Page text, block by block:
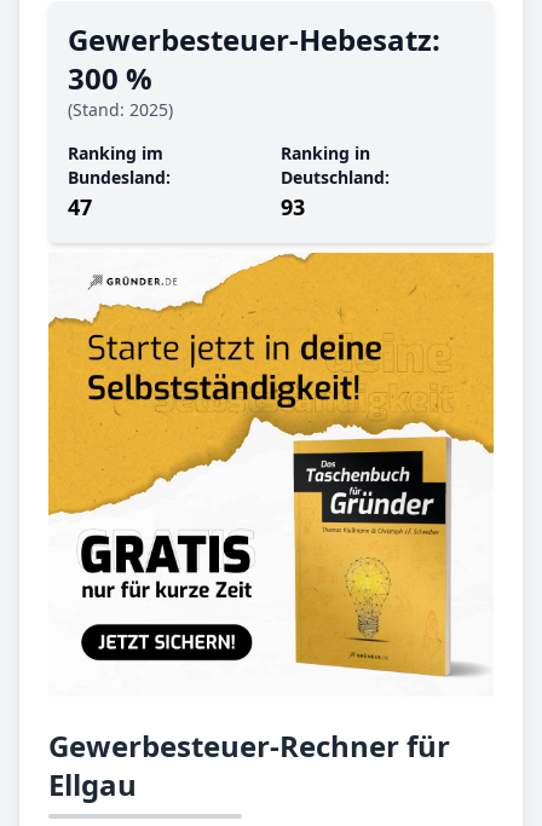
Gewerbe­steuer-Hebe­satz:
300 %
(Stand: 2025)
Ranking im
Bundesland:
47
Ranking in
Deutschland:
93
Gewerbesteuer-Rechner für
Ellgau